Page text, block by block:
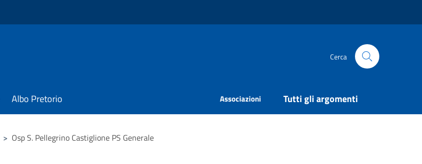
Cerca
Albo Pretorio Associazioni Tutti gli argomenti
> Osp S. Pellegrino Castiglione PS Generale